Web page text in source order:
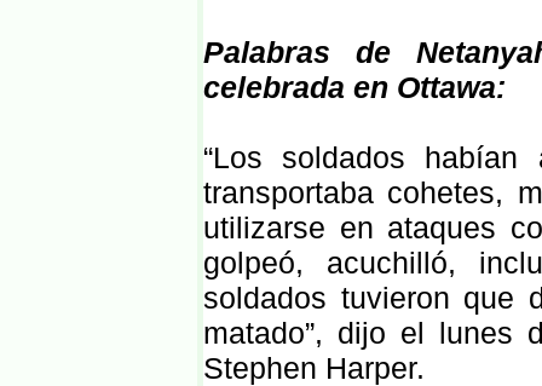
Palabras de
celebrada en Ottawa:
“Los soldados
transportaba cohetes,
utilizarse en ataques
golpeó, acuchilló,
soldados tuvieron que
matado”, dijo el lunes
Stephen Harper.